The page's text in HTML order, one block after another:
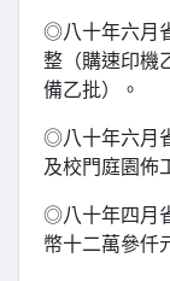
◎八十年六月
整（購速印機
備乙批）。
◎八十年六月
及校門庭園佈
◎八十年四月
幣十二萬參仟